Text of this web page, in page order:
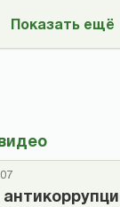
Показать ещё